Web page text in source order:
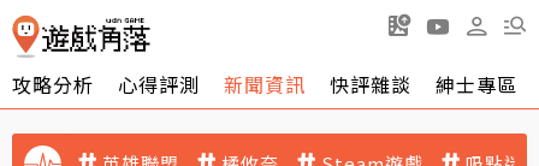
攻略分析 心得評測 新聞資訊 快評雜談 紳士專區